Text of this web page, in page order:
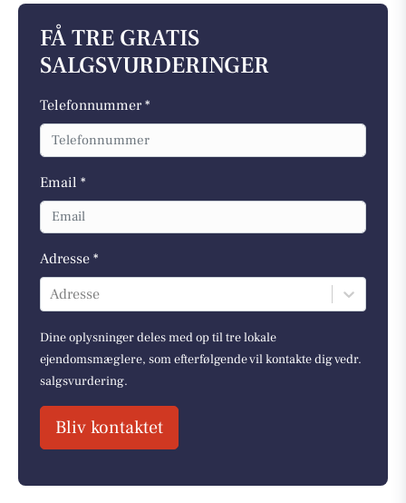
FÅ TRE GRATIS
SALGSVURDERINGER
Telefonnummer *
Email *
Adresse *
Adresse
Dine oplysninger deles med op til tre lokale
ejendomsmæglere, som efterfølgende vil kontakte dig vedr.
salgsvurdering.
Bliv kontaktet